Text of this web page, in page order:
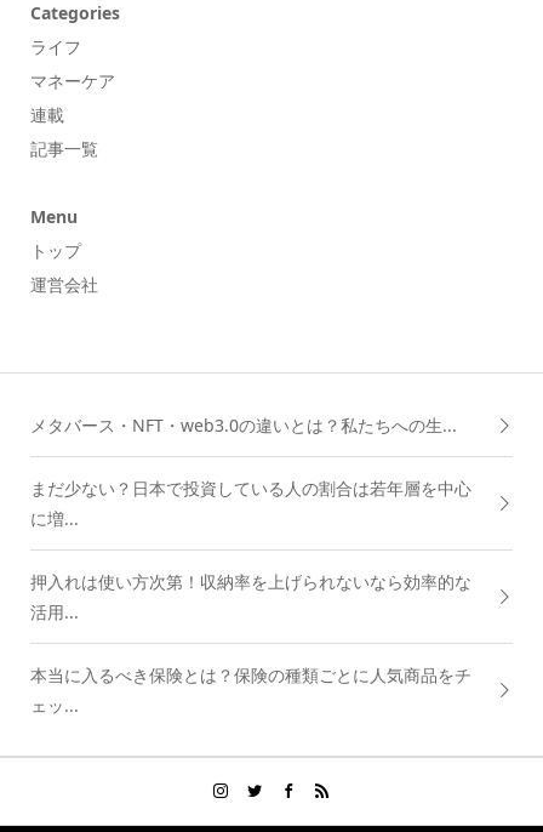
Categories
ライフ
マネーケア
連載
記事一覧
Menu
トップ
運営会社
メタバース・NFT・web3.0の違いとは？私たちへの生...
まだ少ない？日本で投資している人の割合は若年層を中心
に増...
押入れは使い方次第！収納率を上げられないなら効率的な
活用...
本当に入るべき保険とは？保険の種類ごとに人気商品をチ
ェッ...